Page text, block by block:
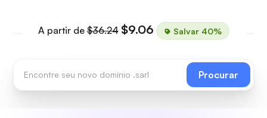
A partir de$36.24 $9.06 Salvar 40%
Procurar